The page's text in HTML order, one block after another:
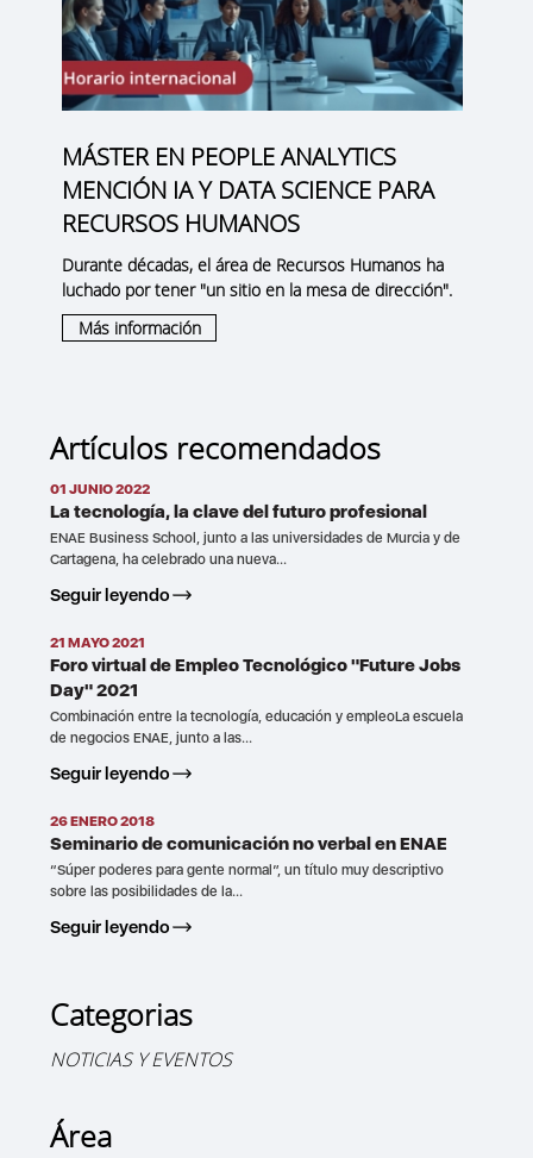
MÁSTER EN PEOPLE ANALYTICS
MENCIÓN IA Y DATA SCIENCE PARA
RECURSOS HUMANOS
Durante décadas, el área de Recursos Humanos ha
luchado por tener "un sitio en la mesa de dirección".
Más información
Artículos recomendados
01 JUNIO 2022
La tecnología, la clave del futuro profesional
ENAE Business School, junto a las universidades de Murcia y de
Cartagena, ha celebrado una nueva...
Seguir leyendo
21 MAYO 2021
Foro virtual de Empleo Tecnológico "Future Jobs
Day" 2021
Combinación entre la tecnología, educación y empleoLa escuela
de negocios ENAE, junto a las...
Seguir leyendo
26 ENERO 2018
Seminario de comunicación no verbal en ENAE
“Súper poderes para gente normal”, un título muy descriptivo
sobre las posibilidades de la...
Seguir leyendo
Categorias
NOTICIAS Y EVENTOS
Área